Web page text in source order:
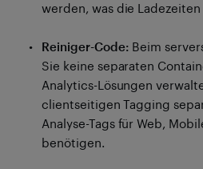
werden, was die
Reiniger-Code: Beim
Sie keine separaten
Analytics-Lösungen
clientseitigen Tagging
Analyse-Tags für Web,
benötigen.